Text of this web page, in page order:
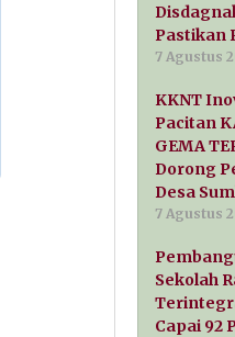
Pastikan
7 Agustus
KKNT
Pacitan
GEMA
Dorong
Desa
7 Agustus
Sekolah
Capai 92